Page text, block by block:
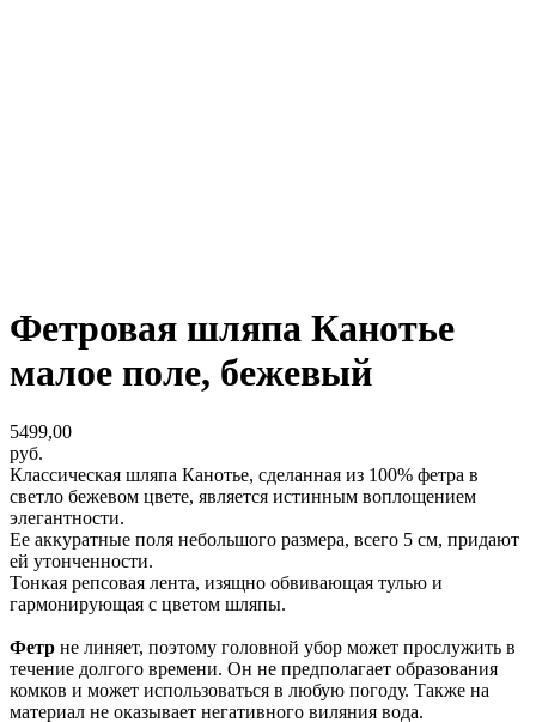
Фетровая шляпа Канотье
малое поле, бежевый
5499,00
руб.
Классическая шляпа Канотье, сделанная из 100% фетра в
светло бежевом цвете, является истинным воплощением
элегантности.
Ее аккуратные поля небольшого размера, всего 5 см, придают
ей утонченности.
Тонкая репсовая лента, изящно обвивающая тулью и
гармонирующая с цветом шляпы.
Фетр не линяет, поэтому головной убор может прослужить в
течение долгого времени. Он не предполагает образования
комков и может использоваться в любую погоду. Также на
материал не оказывает негативного виляния вода.